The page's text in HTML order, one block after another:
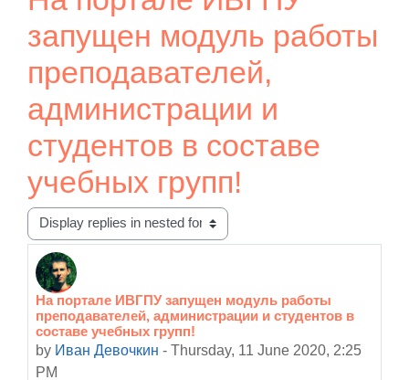
запущен модуль работы
преподавателей,
администрации и
студентов в составе
учебных групп!
Display mode
На портале ИВГПУ запущен модуль работы
преподавателей, администрации и студентов в
составе учебных групп!
by Иван Девочкин - Thursday, 11 June 2020, 2:25
PM
Number of replies: 0